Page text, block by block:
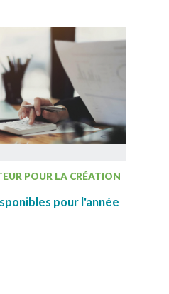
POUR LA CRÉATION
pour l'année